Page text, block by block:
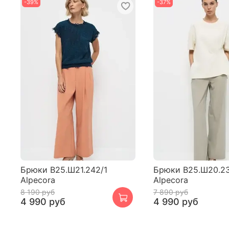
-39%
Брюки В25.Ш21.242/1
Alpecora
8 190 руб
4 990 руб
-37%
Брюки
Alpecora
7 890 руб
4 990 руб